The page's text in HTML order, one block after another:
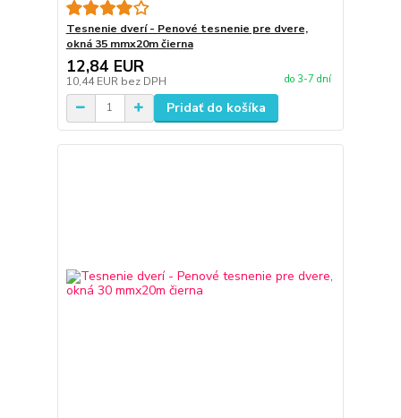
Tesnenie dverí - Penové tesnenie pre dvere,
okná 35 mmx20m čierna
12,84 EUR
10,44 EUR bez DPH do 3-7 dní
Pridať do košíka